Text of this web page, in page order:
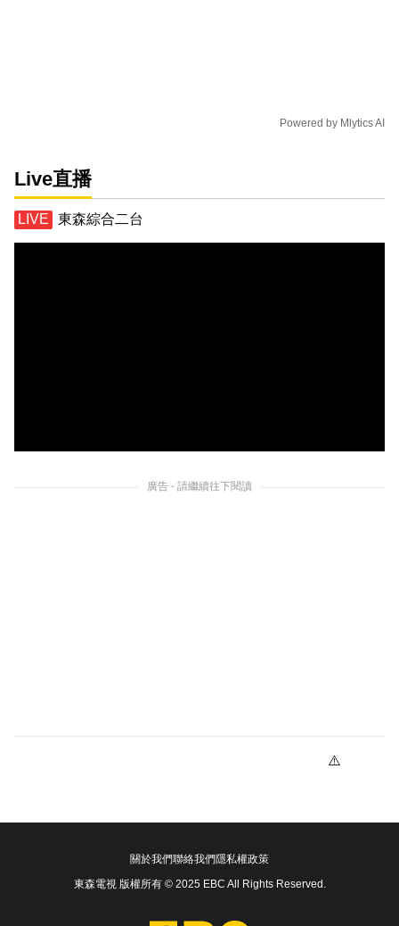
Powered by Mlytics AI
Live直播
東森綜合二台
廣告 - 請繼續往下閱讀
關於我們聯絡我們隱私權政策
東森電視 版權所有 © 2025 EBC All Rights Reserved.